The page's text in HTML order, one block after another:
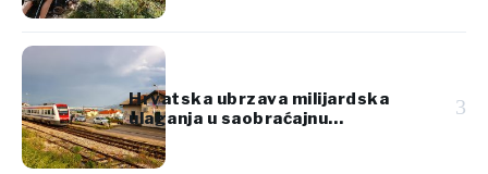
Hrvatska ubrzava milijardska
ulaganja u saobraćajnu
infrastrukturu
3